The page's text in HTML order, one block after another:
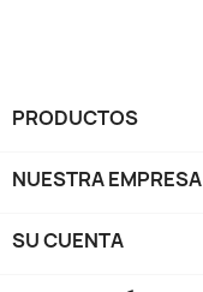
PRODUCTOS
NUESTRA EMPRESA
SU CUENTA